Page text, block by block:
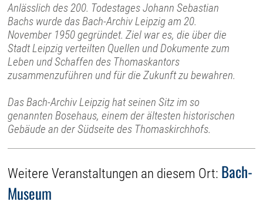
Anlässlich des 200. Todestages Johann Sebastian
Bachs wurde das Bach-Archiv Leipzig am 20.
November 1950 gegründet. Ziel war es, die über die
Stadt Leipzig verteilten Quellen und Dokumente zum
Leben und Schaffen des Thomaskantors
zusammenzuführen und für die Zukunft zu bewahren.
Das Bach-Archiv Leipzig hat seinen Sitz im so
genannten Bosehaus, einem der ältesten historischen
Gebäude an der Südseite des Thomaskirchhofs.
Weitere Veranstaltungen an diesem Ort: Bach-
Museum